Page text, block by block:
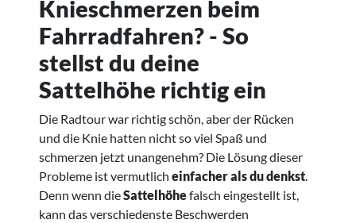
Knieschmerzen beim
Fahrradfahren? - So
stellst du deine
Sattelhöhe richtig ein
Die Radtour war richtig schön, aber der Rücken
und die Knie hatten nicht so viel Spaß und
schmerzen jetzt unangenehm? Die Lösung dieser
Probleme ist vermutlich einfacher als du denkst.
Denn wenn dieSattelhöhefalsch eingestellt ist,
kann das verschiedenste Beschwerden